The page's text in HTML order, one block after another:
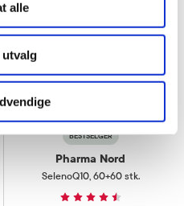
alle
BESTSELGER
Pharma Nord
SelenoQ10, 60+60 stk.